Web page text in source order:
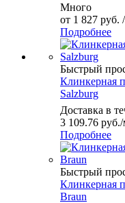
Много
от 1 827 руб.
Подробнее
Быстрый
Клинкерная
Salzburg
Доставка в
3 109.76 руб./
Подробнее
Быстрый
Клинкерная
Braun